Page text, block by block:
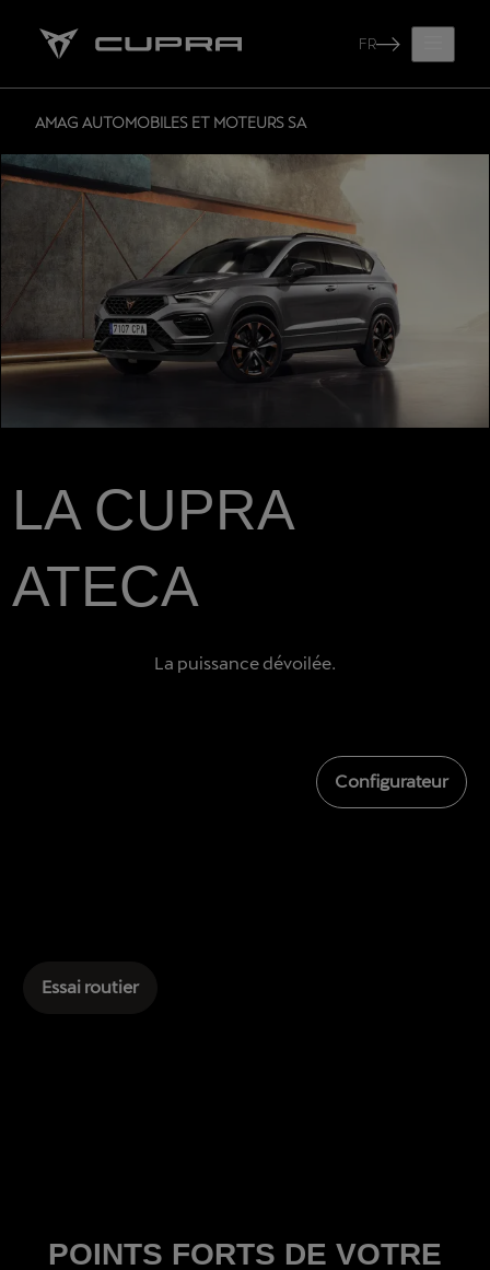
FR
AMAG AUTOMOBILES ET MOTEURS SA
LA CUPRA
ATECA
La puissance dévoilée.
Configurateur
Essai routier
POINTS FORTS DE VOTRE